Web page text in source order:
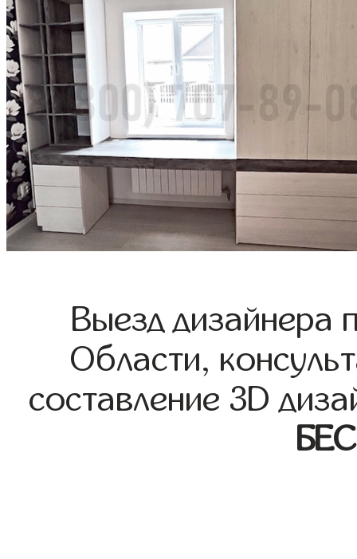
Выезд дизайнера
Области,
составление 3D